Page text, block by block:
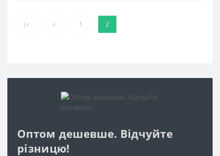
|< < 1 2
Оптом дешевше. Відчуйте
різницю!